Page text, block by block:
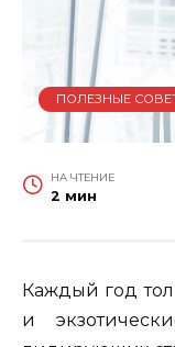
ПОЛЕЗНЫЕ
НА ЧТЕНИЕ
2 мин
Каждый год
и